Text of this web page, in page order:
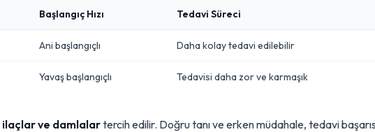
Başlangıç Hızı Tedavi Süreci
Ani başlangıçlı Daha kolay tedavi edilebilir
Yavaş başlangıçlı Tedavisi daha zor ve karmaşık
ilaçlar ve damlalartercih edilir. Doğru tanı ve erken müdahale, tedavi